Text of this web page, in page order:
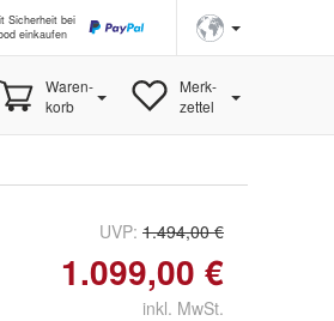
Sicherheit bei
einkaufen
Waren-
korb
Merk-
zettel
UVP: 1.494,00 €
1.099,00 €
inkl. MwSt.